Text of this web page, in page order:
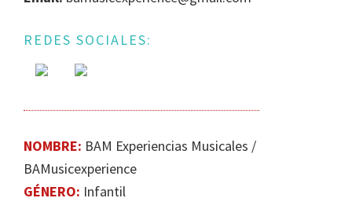
GÉNERO
LA
MUSICAL
REDES SOCIALES:
NOMBRE: BAM Experiencias Musicales /
BAMusicexperience
GÉNERO: Infantil